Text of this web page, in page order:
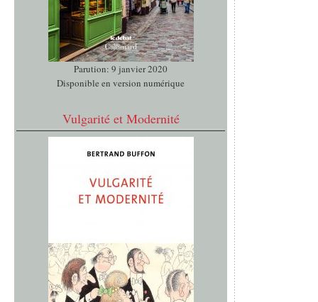
Parution: 9 janvier 2020
Disponible en version numérique
Vulgarité et Modernité